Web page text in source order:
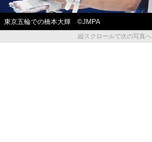
東京五輪での橋本大輝 ©JMPA
縦スクロールで次の写真へ